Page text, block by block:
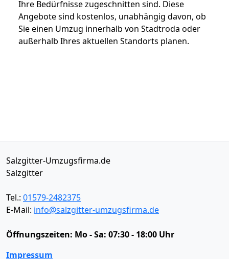
Ihre Bedürfnisse zugeschnitten sind. Diese
Angebote sind kostenlos, unabhängig davon, ob
Sie einen Umzug innerhalb von Stadtroda oder
außerhalb Ihres aktuellen Standorts planen.
Salzgitter-Umzugsfirma.de
Salzgitter
Tel.: 01579-2482375
E-Mail: info@salzgitter-umzugsfirma.de
Öffnungszeiten: Mo - Sa: 07:30 - 18:00 Uhr
Impressum